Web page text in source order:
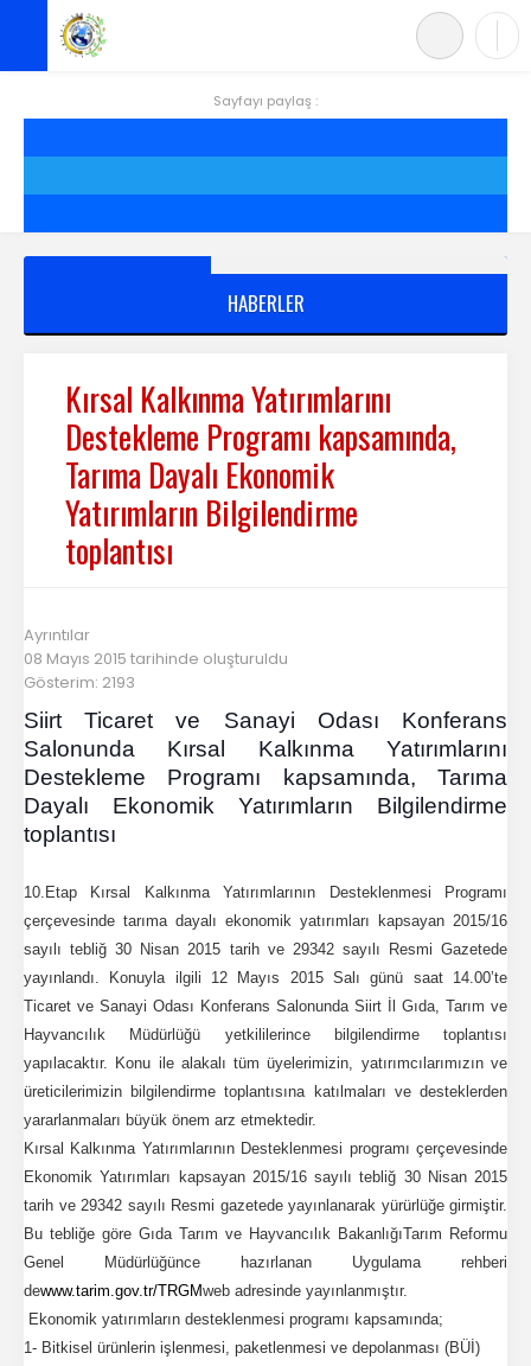
Hakkımızda
Projeler
Üyelik
Mevzuat
Başkan
Sayfayı paylaş :
HABERLER
Kırsal Kalkınma Yatırımlarını
Destekleme Programı kapsamında,
Tarıma Dayalı Ekonomik
Yatırımların Bilgilendirme
toplantısı
Ayrıntılar
08 Mayıs 2015 tarihinde oluşturuldu
Gösterim: 2193
Siirt Ticaret ve Sanayi Odası Konferans
Salonunda Kırsal Kalkınma Yatırımlarını
Destekleme Programı kapsamında, Tarıma
Dayalı Ekonomik Yatırımların Bilgilendirme
toplantısı
10.Etap Kırsal Kalkınma Yatırımlarının Desteklenmesi Programı
çerçevesinde tarıma dayalı ekonomik yatırımları kapsayan 2015/16
sayılı tebliğ 30 Nisan 2015 tarih ve 29342 sayılı Resmi Gazetede
yayınlandı. Konuyla ilgili 12 Mayıs 2015 Salı günü saat 14.00’te
Ticaret ve Sanayi Odası Konferans Salonunda Siirt İl Gıda, Tarım ve
Hayvancılık Müdürlüğü yetkililerince bilgilendirme toplantısı
yapılacaktır. Konu ile alakalı tüm üyelerimizin, yatırımcılarımızın ve
üreticilerimizin bilgilendirme toplantısına katılmaları ve desteklerden
yararlanmaları büyük önem arz etmektedir.
Kırsal Kalkınma Yatırımlarının Desteklenmesi programı çerçevesinde
Ekonomik Yatırımları kapsayan 2015/16 sayılı tebliğ 30 Nisan 2015
tarih ve 29342 sayılı Resmi gazetede yayınlanarak yürürlüğe girmiştir.
Bu tebliğe göre Gıda Tarım ve Hayvancılık BakanlığıTarım Reformu
Genel Müdürlüğünce hazırlanan Uygulama rehberi
dewww.tarim.gov.tr/TRGMweb adresinde yayınlanmıştır.
Ekonomik yatırımların desteklenmesi programı kapsamında;
1- Bitkisel ürünlerin işlenmesi, paketlenmesi ve depolanması (BÜİ)